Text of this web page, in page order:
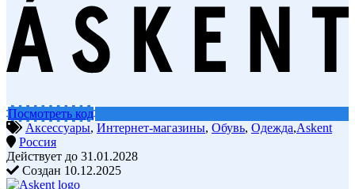
Посмотреть код
Аксессуары, Интернет-магазины, Обувь, Одежда,Askent
Россия
Действует до 31.01.2028
Создан 10.12.2025